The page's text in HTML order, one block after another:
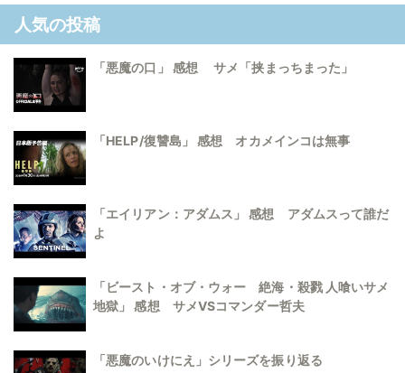
人気の投稿
「悪魔の口」 感想 サメ「挟まっちまった」
「HELP/復讐島」 感想 オカメインコは無事
「エイリアン：アダムス」 感想 アダムスって誰だ
よ
「ビースト・オブ・ウォー 絶海・殺戮 人喰いサメ
地獄」 感想 サメVSコマンダー哲夫
「悪魔のいけにえ」シリーズを振り返る